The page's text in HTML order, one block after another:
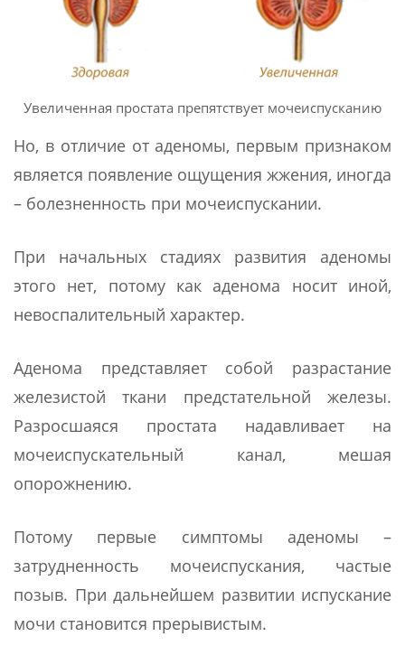
Увеличенная простата препятствует мочеиспусканию
Но, в отличие от аденомы, первым признаком
является появление ощущения жжения, иногда
– болезненность при мочеиспускании.
При начальных стадиях развития аденомы
этого нет, потому как аденома носит иной,
невоспалительный характер.
Аденома представляет собой разрастание
железистой ткани предстательной железы.
Разросшаяся простата надавливает на
мочеиспускательный канал, мешая
опорожнению.
Потому первые симптомы аденомы –
затрудненность мочеиспускания, частые
позыв. При дальнейшем развитии испускание
мочи становится прерывистым.